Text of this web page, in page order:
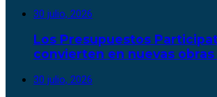
30 julio, 2026
Los Presupuestos
convierten en nuevas obras
30 julio, 2026